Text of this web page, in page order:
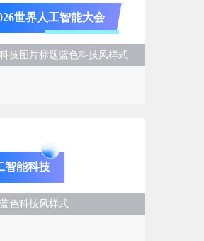
世界人工智能大会
技图片标题蓝色科技风样式
智能科技
色科技风样式